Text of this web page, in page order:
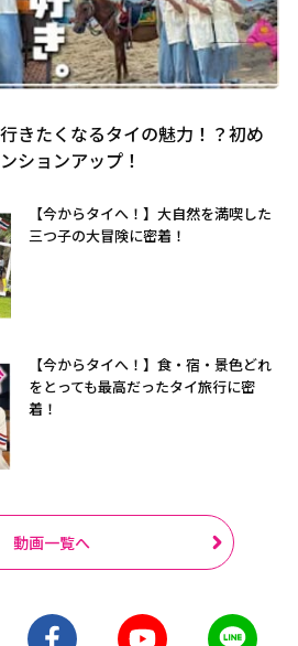
きたくなるタイの魅力！？初め
ションアップ！
【今からタイへ！】大自然を満喫した
三つ子の大冒険に密着！
【今からタイへ！】食・宿・景色どれ
をとっても最高だったタイ旅行に密
着！
動画一覧へ